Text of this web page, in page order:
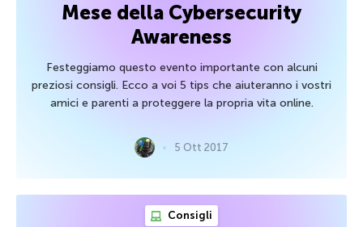
Mese della Cybersecurity
Awareness
Festeggiamo questo evento importante con alcuni
preziosi consigli. Ecco a voi 5 tips che aiuteranno i vostri
amici e parenti a proteggere la propria vita online.
5 Ott 2017
Consigli